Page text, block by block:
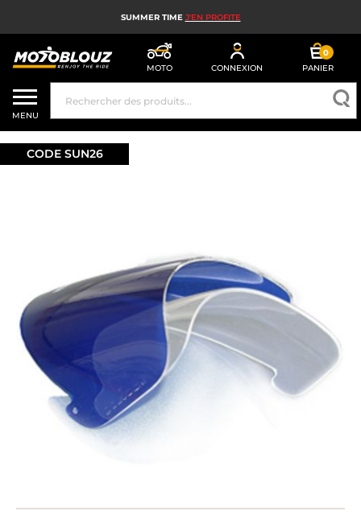
SUMMER TIME J'EN PROFITE
MOTO CONNEXION
0
PANIER
CASQUE MOTO
ÉQUIPEMENT MOTO HOMME
ÉQUIPEMENT MOTO FEMME
AIRBAG MOTO
PIÈCES MOTO ET OUTILLAGE
ACCESSOIRES MOTO
BAGAGERIE MOTO
PNEUS MOTO
MENU
CODE SUN26